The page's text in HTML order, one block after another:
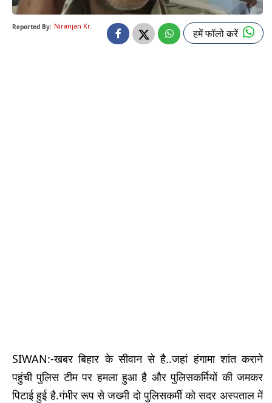
Reported By: Niranjan Kr.
हमें फॉलो करें
SIWAN:-खबर बिहार के सीवान से है..जहां हंगामा शांत कराने
पहुंची पुलिस टीम पर हमला हुआ है और पुलिसकर्मियों की जमकर
पिटाई हुई है.गंभीर रूप से जख्मी दो पुलिसकर्मी को सदर अस्पताल में